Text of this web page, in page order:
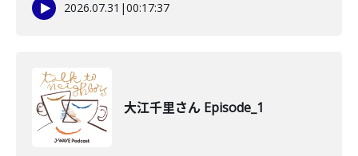
2026.07.31 |00:17:37
大江千里さん Episode_1